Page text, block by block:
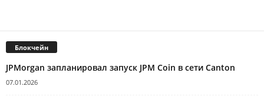
Блокчейн
JPMorgan запланировал запуск JPM Coin в сети Canton
07.01.2026